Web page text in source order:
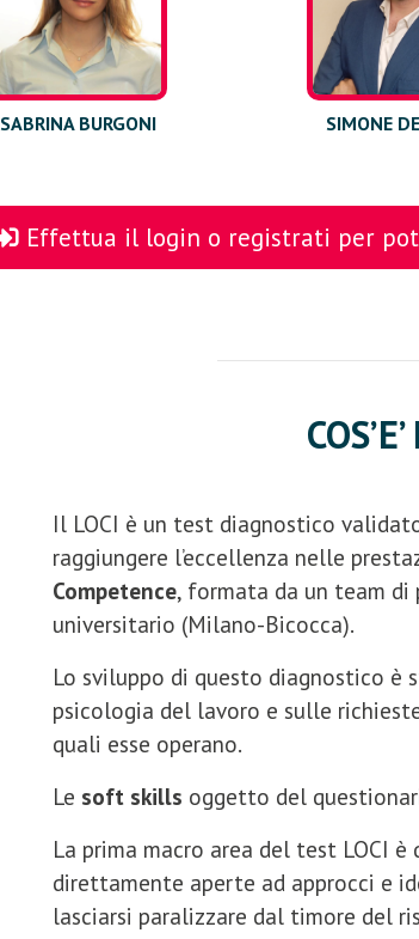
SABRINA BURGONI SIMONE
Effettua il login o registrati per
Il LOCI è un test diagnostico
raggiungere l’eccellenza nelle
Competence, formata da un team
universitario (Milano-Bicocca).
Lo sviluppo di questo diagnostico
psicologia del lavoro e sulle
quali esse operano.
Le soft skills oggetto del
La prima macro area del test LOCI è
direttamente aperte ad approcci e
lasciarsi paralizzare dal timore del